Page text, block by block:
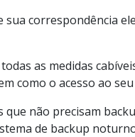
correspondência
as medidas
como o acesso ao
que não precisam
de backup